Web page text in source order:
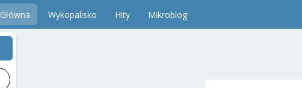
Główna Wykopalisko Hity Mikroblog